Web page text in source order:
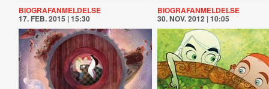
BIOGRAFANMELDELSE
17. FEB. 2015 | 15:30
BIOGRAFANMELDELSE
30. NOV. 2012 | 10:05